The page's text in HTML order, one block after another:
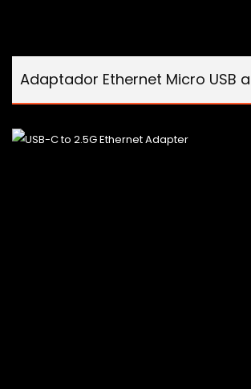
Adaptador Ethernet Micro USB